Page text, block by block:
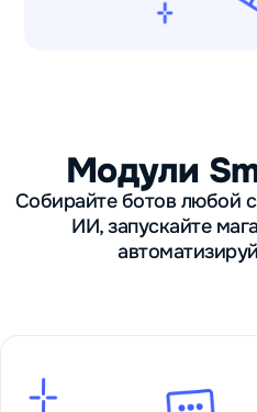
Модули
Собирайте ботов любой
ИИ, запускайте